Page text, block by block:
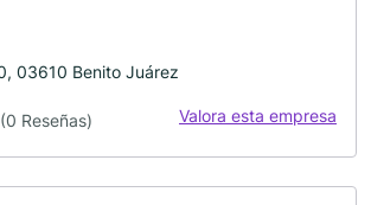
03610 Benito Juárez
(0 Reseñas) Valora esta empresa